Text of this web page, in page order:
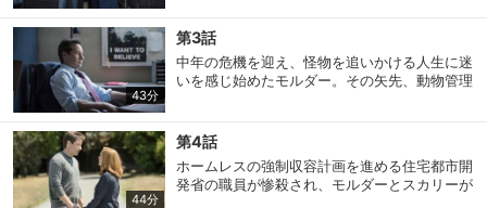
43分
第3話
中年の危機を迎え、怪物を追いかける人生に迷
いを感じ始めたモルダー。その矢先、動物管理
44分
第4話
ホームレスの強制収容計画を進める住宅都市開
発省の職員が惨殺され、モルダーとスカリーが